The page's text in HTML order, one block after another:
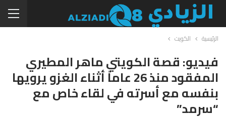
الرئيسية الكويت
فيديو: قصة الكويتي ماهر المطيري
المفقود منذ 26 عاماً أثناء الغزو يرويها
بنفسه مع أسرته في لقاء خاص مع
“سرمد”